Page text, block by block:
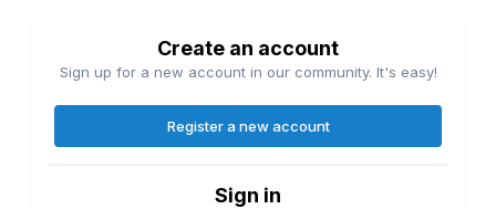
Create an account
Sign up for a new account in our community. It's easy!
Register a new account
Sign in